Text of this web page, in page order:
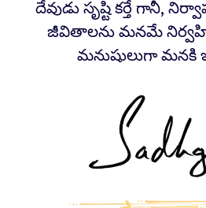
దేవుడు సృష్టి కర్తే గానీ,
జీవితాలను మనమే
మనుషులుగా మనకి